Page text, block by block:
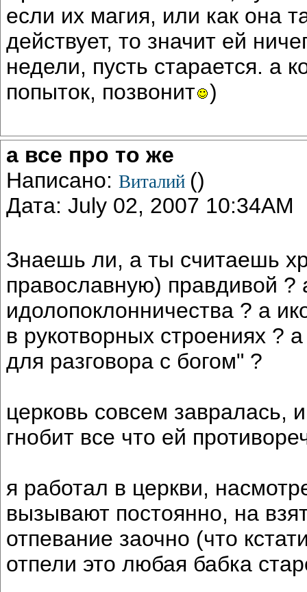
если их магия, или как она
действует, то значит ей
недели, пусть старается. а
попыток, позвонит )
а все про то же
Написано: Виталий ()
Дата: July 02, 2007 10:34AM
Знаешь ли, а ты считаешь
православную) правдивой ?
идолопоклонничества ? а
в рукотворных строениях ?
для разговора с богом" ?
церковь совсем завралась,
гнобит все что ей
я работал в церкви,
вызывают постоянно, на
отпевание заочно (что
отпели это любая бабка